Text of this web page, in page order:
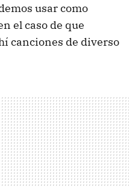
usar como
el caso de que
canciones de diverso